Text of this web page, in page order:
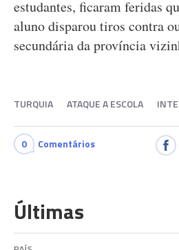
estudantes, ficaram feridas
aluno disparou tiros contra
secundária da província
TURQUIA ATAQUE A ESCOLA
0 Comentários
Últimas